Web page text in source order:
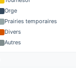
Orge
Prairies temporaires
Divers
Autres